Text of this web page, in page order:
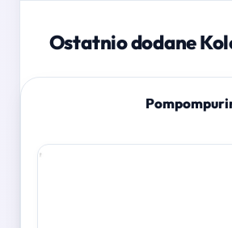
Ostatnio dodane